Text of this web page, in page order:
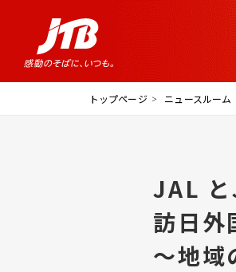
トップページ ニュースルーム
JAL と
訪日外
～地域